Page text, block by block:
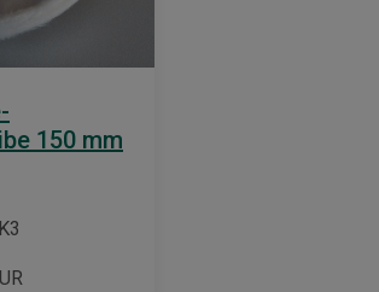
150 mm